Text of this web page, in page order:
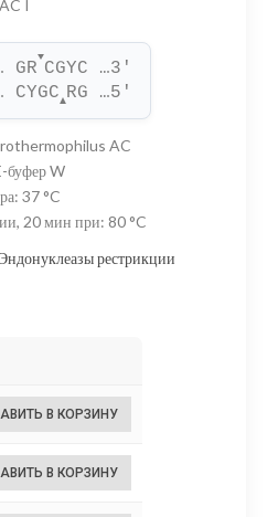
045,00 ₽
–
12
180,00 ₽
I
GR
▼
CGYC …3'
▲RG …5'
AC
буфер W
:37 °C
20 мин при:80 °C
рестрикции
В КОРЗИНУ
В КОРЗИНУ